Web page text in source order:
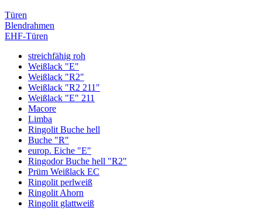
Türen
Blendrahmen
EHF-Türen
streichfähig roh
Weißlack "E"
Weißlack "R2"
Weißlack "R2 211"
Weißlack "E" 211
Macore
Limba
Ringolit Buche hell
Buche "R"
europ. Eiche "E"
Ringodor Buche hell "R2"
Prüm Weißlack EC
Ringolit perlweiß
Ringolit Ahorn
Ringolit glattweiß